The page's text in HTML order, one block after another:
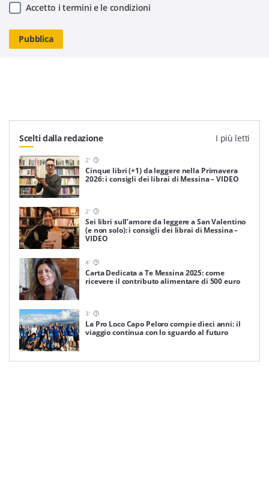
Accetto i termini e le condizioni
Scelti dalla redazione I più letti
2'
Cinque libri (+1) da leggere nella Primavera
2026: i consigli dei librai di Messina – VIDEO
2'
Sei libri sull’amore da leggere a San Valentino
(e non solo): i consigli dei librai di Messina –
VIDEO
4'
Carta Dedicata a Te Messina 2025: come
ricevere il contributo alimentare di 500 euro
3'
La Pro Loco Capo Peloro compie dieci anni: il
viaggio continua con lo sguardo al futuro